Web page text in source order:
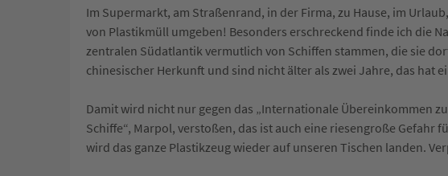
Im Supermarkt, am Straßenrand, in der Firma, zu Hause, im
von Plastikmüll umgeben! Besonders erschreckend finde ich die
zentralen Südatlantik vermutlich von Schiffen stammen, die sie
chinesischer Herkunft und sind nicht älter als zwei Jahre, das hat
Damit wird nicht nur gegen das „Internationale Übereinkommen
Schiffe“, Marpol, verstoßen, das ist auch eine riesengroße Gefahr
wird das ganze Plastikzeug wieder auf unseren Tischen landen.